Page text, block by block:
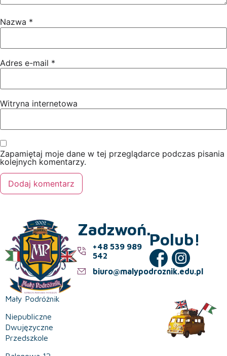
Nazwa *
Adres e-mail *
Witryna internetowa
Zapamiętaj moje dane w tej przeglądarce podczas pisania
kolejnych komentarzy.
Mały Podróżnik
Niepubliczne
Dwujęzyczne
Przedszkole
Zadzwoń.
+48 539 989
542
biuro@malypodroznik.edu.pl
Polub!